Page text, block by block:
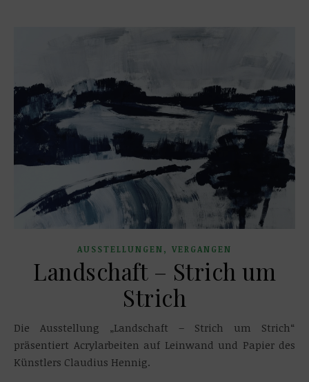
AUSSTELLUNGEN, VERGANGEN
Landschaft – Strich um
Strich
Die Ausstellung „Landschaft – Strich um Strich“
präsentiert Acrylarbeiten auf Leinwand und Papier des
Künstlers Claudius Hennig.